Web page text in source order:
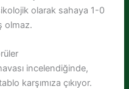
olarak sahaya 1-0
olmaz.
incelendiğinde,
karşımıza çıkıyor.